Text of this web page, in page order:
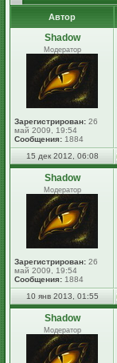
Автор
Shadow
Модератор
Зарегистрирован: 26
май 2009, 19:54
Сообщения: 1884
15 дек 2012, 06:08
Shadow
Модератор
Зарегистрирован: 26
май 2009, 19:54
Сообщения: 1884
10 янв 2013, 01:55
Shadow
Модератор